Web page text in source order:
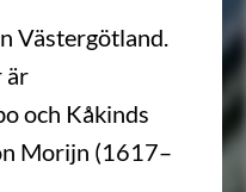
Västergötland.
är
och Kåkinds
Morijn (1617–